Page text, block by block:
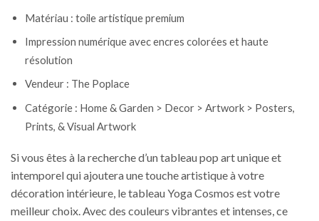
Matériau : toile artistique premium
Impression numérique avec encres colorées et haute
résolution
Vendeur : The Poplace
Catégorie : Home & Garden > Decor > Artwork > Posters,
Prints, & Visual Artwork
Si vous êtes à la recherche d’un tableau pop art unique et
intemporel qui ajoutera une touche artistique à votre
décoration intérieure, le tableau Yoga Cosmos est votre
meilleur choix. Avec des couleurs vibrantes et intenses, ce